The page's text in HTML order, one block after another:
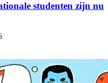
studenten zijn nu